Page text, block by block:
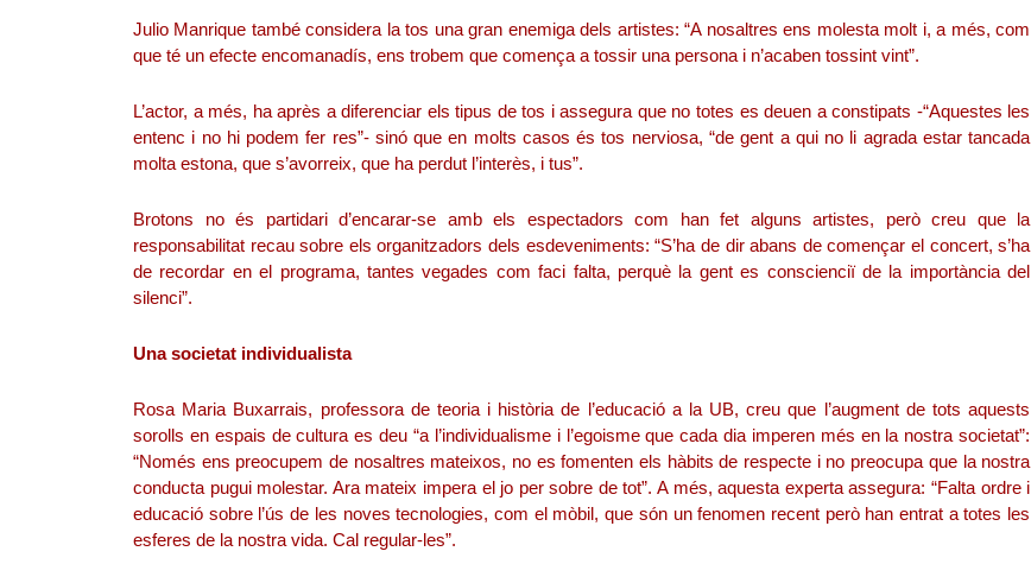
Julio Manrique també considera la tos una gran enemiga dels artistes: “A nosaltres ens molesta molt i, a més, com
que té un efecte encomanadís, ens trobem que comença a tossir una persona i n’acaben tossint vint”.
L’actor, a més, ha après a diferenciar els tipus de tos i assegura que no totes es deuen a constipats -“Aquestes les
entenc i no hi podem fer res”- sinó que en molts casos és tos nerviosa, “de gent a qui no li agrada estar tancada
molta estona, que s’avorreix, que ha perdut l’interès, i tus”.
Brotons no és partidari d’encarar-se amb els espectadors com han fet alguns artistes, però creu que la
responsabilitat recau sobre els organitzadors dels esdeveniments: “S’ha de dir abans de començar el concert, s’ha
de recordar en el programa, tantes vegades com faci falta, perquè la gent es conscienciï de la importància del
silenci”.
Una societat individualista
Rosa Maria Buxarrais, professora de teoria i història de l’educació a la UB, creu que l’augment de tots aquests
sorolls en espais de cultura es deu “a l’individualisme i l’egoisme que cada dia imperen més en la nostra societat”:
“Només ens preocupem de nosaltres mateixos, no es fomenten els hàbits de respecte i no preocupa que la nostra
conducta pugui molestar. Ara mateix impera el jo per sobre de tot”. A més, aquesta experta assegura: “Falta ordre i
educació sobre l’ús de les noves tecnologies, com el mòbil, que són un fenomen recent però han entrat a totes les
esferes de la nostra vida. Cal regular-les”.